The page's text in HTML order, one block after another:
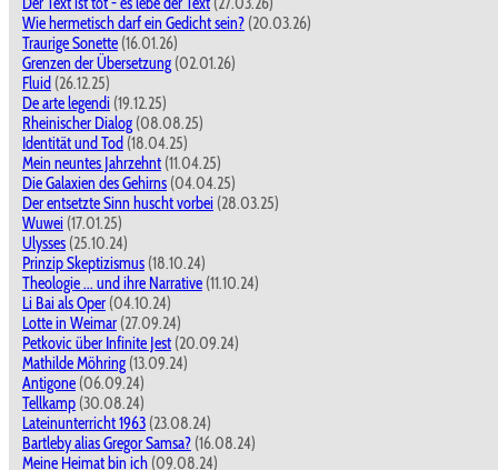
Wie hermetisch darf ein Gedicht sein? (20.03.26)
Traurige Sonette (16.01.26)
Grenzen der Übersetzung (02.01.26)
Fluid (26.12.25)
De arte legendi (19.12.25)
Rheinischer Dialog (08.08.25)
Identität und Tod (18.04.25)
Mein neuntes Jahrzehnt (11.04.25)
Die Galaxien des Gehirns (04.04.25)
Der entsetzte Sinn huscht vorbei (28.03.25)
Wuwei (17.01.25)
Ulysses (25.10.24)
Prinzip Skeptizismus (18.10.24)
Theologie ... und ihre Narrative (11.10.24)
Li Bai als Oper (04.10.24)
Lotte in Weimar (27.09.24)
Petkovic über Infinite Jest (20.09.24)
Mathilde Möhring (13.09.24)
Antigone (06.09.24)
Tellkamp (30.08.24)
Lateinunterricht 1963 (23.08.24)
Bartleby alias Gregor Samsa? (16.08.24)
Meine Heimat bin ich (09.08.24)